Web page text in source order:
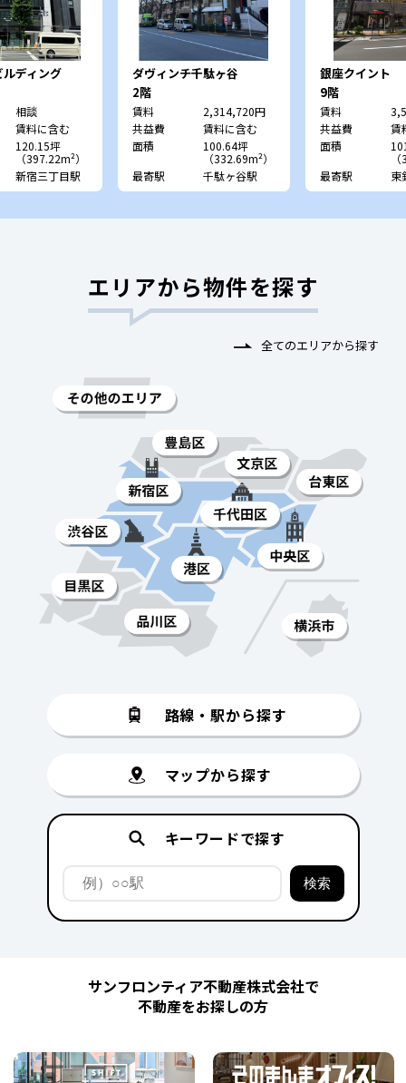
ディング
相談
賃料に含む
120.15坪
（397.22m²）
新宿三丁目駅
ダヴィンチ千駄ヶ谷
2階
賃料
2,314,720円
共益費
賃料に含む
面積
100.64坪
（332.69m²）
最寄駅
千駄ヶ谷駅
銀座クイント
9階
賃料
共益費
賃
面積
最寄駅
東
エリアから物件を探す
全てのエリアから探す
路線・駅から探す
マップから探す
キーワードで探す
サンフロンティア不動産株式会社で
不動産をお探しの方